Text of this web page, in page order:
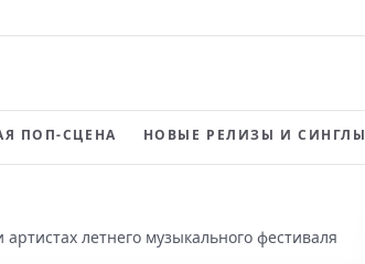
ПОП-СЦЕНА НОВЫЕ РЕЛИЗЫ И СИНГЛЫ
летнего музыкального фестиваля